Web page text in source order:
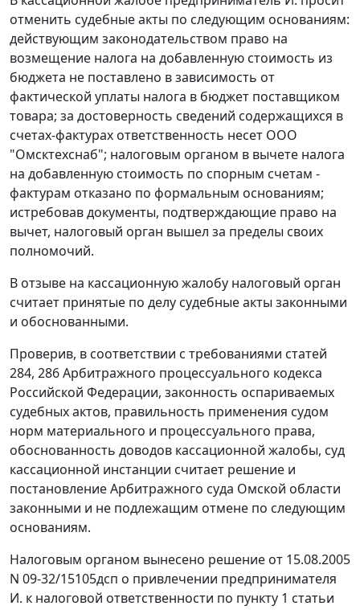
отменить судебные акты по следующим основаниям:
действующим законодательством право на
возмещение налога на добавленную стоимость из
бюджета не поставлено в зависимость от
фактической уплаты налога в бюджет поставщиком
товара; за достоверность сведений содержащихся в
счетах-фактурах ответственность несет ООО
"Омсктехснаб"; налоговым органом в вычете налога
на добавленную стоимость по спорным счетам -
фактурам отказано по формальным основаниям;
истребовав документы, подтверждающие право на
вычет, налоговый орган вышел за пределы своих
полномочий.
В отзыве на кассационную жалобу налоговый орган
считает принятые по делу судебные акты законными
и обоснованными.
Проверив, в соответствии с требованиями статей
284, 286Арбитражного процессуального кодекса
Российской Федерации, законность оспариваемых
судебных актов, правильность применения судом
норм материального и процессуального права,
обоснованность доводов кассационной жалобы, суд
кассационной инстанции считает решение и
постановление Арбитражного суда Омской области
законными и не подлежащим отмене по следующим
основаниям.
Налоговым органом вынесено решение от 15.08.2005
N 09-32/15105дсп о привлечении предпринимателя
И. к налоговой ответственности по пункту 1 статьи